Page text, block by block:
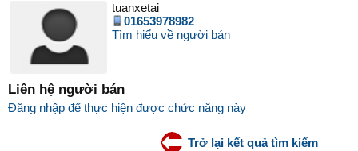
tuanxetai
01653978982
Tìm hiểu về người bán
Liên hệ người bán
Đăng nhập để thực hiện được chức năng này
Trở lại kết quả tìm kiếm